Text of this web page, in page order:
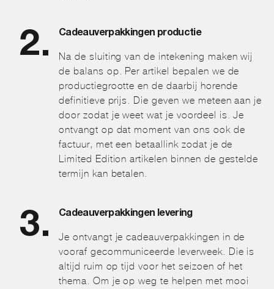
Cadeauverpakkingen productie
Na de sluiting van de intekening maken wij
de balans op. Per artikel bepalen we de
productiegrootte en de daarbij horende
definitieve prijs. Die geven we meteen aan je
door zodat je weet wat je voordeel is. Je
ontvangt op dat moment van ons ook de
factuur, met een betaallink zodat je de
Limited Edition artikelen binnen de gestelde
termijn kan betalen.
Cadeauverpakkingen levering
Je ontvangt je cadeauverpakkingen in de
vooraf gecommuniceerde leverweek. Die is
altijd ruim op tijd voor het seizoen of het
thema. Om je op weg te helpen met mooi